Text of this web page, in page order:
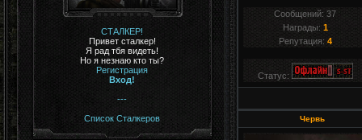
СТАЛКЕР!
Привет сталкер!
Я рад тбя видеть!
Но я незнаю кто ты?
Регистрация
Вход!
---
Список Сталкеров
Сообщений:37
Награды: 1
Репутация: 4
Статус:
Червь